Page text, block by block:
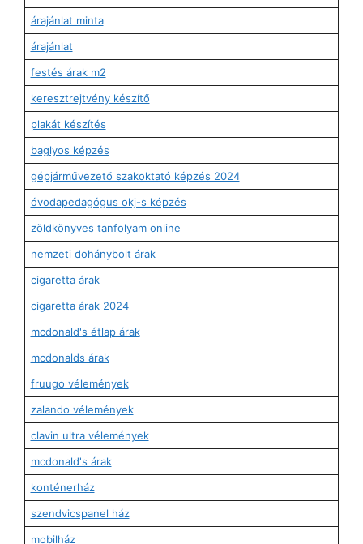
árajánlat minta
árajánlat
festés árak m2
keresztrejtvény készítő
plakát készítés
baglyos képzés
gépjárművezető szakoktató képzés 2024
óvodapedagógus okj-s képzés
zöldkönyves tanfolyam online
nemzeti dohánybolt árak
cigaretta árak
cigaretta árak 2024
mcdonald's étlap árak
mcdonalds árak
fruugo vélemények
zalando vélemények
clavin ultra vélemények
mcdonald's árak
konténerház
szendvicspanel ház
mobilház